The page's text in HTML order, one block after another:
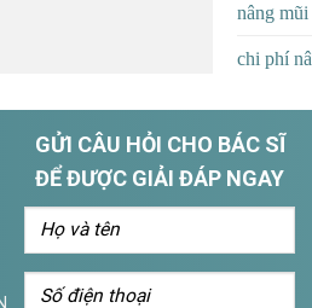
nâng
chi phí
GỬI CÂU HỎI CHO BÁC SĨ
ĐỂ ĐƯỢC GIẢI ĐÁP NGAY